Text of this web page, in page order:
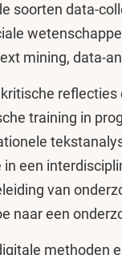
soorten data-
mining, data-
reflecties
training in
een
van
naar een
methoden